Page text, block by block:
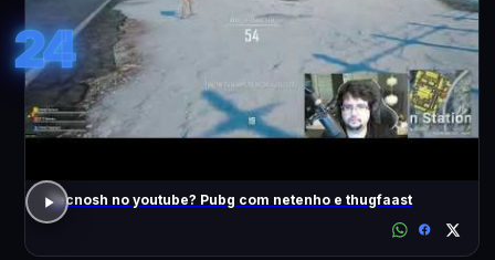
24
Tecnosh no youtube? Pubg com netenho e thugfaast